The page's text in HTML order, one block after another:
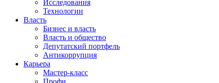
Исследования
Технологии
Власть
Бизнес и власть
Власть и общество
Депутатский портфель
Антикоррупция
Карьера
Мастер-класс
Профи